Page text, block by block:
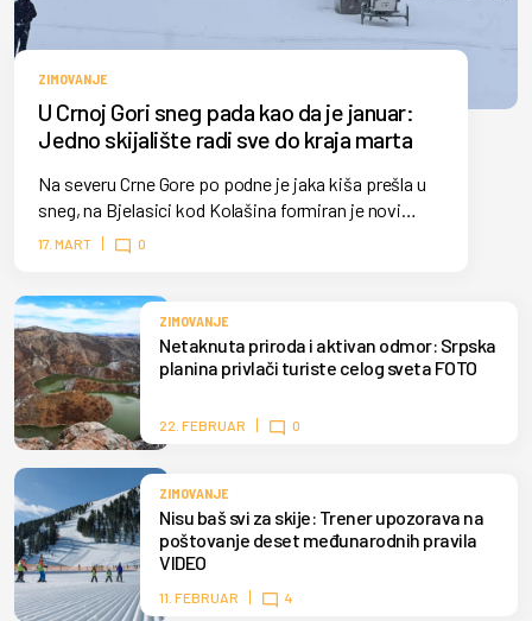
ZIMOVANJE
U Crnoj Gori sneg pada kao da je januar:
Jedno skijalište radi sve do kraja marta
Na severu Crne Gore po podne je jaka kiša prešla u
sneg, na Bjelasici kod Kolašina formiran je novi
snežni pokrivač. Skijaši mogu duže da uživaju u
zimskim sportovima.
17. MART 0
ZIMOVANJE
Netaknuta priroda i aktivan odmor: Srpska
planina privlači turiste celog sveta FOTO
22. FEBRUAR 0
ZIMOVANJE
Nisu baš svi za skije: Trener upozorava na
poštovanje deset međunarodnih pravila
VIDEO
11. FEBRUAR 4